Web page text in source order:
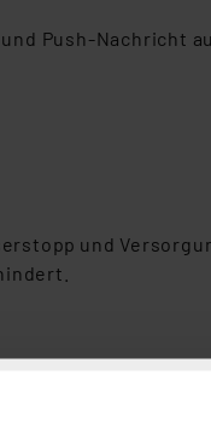
Push-Nachricht
und